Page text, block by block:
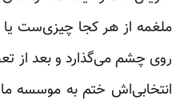
ملغمه از هر کجا چیزی‌ست یا
روی چشم می‌گذارد و بعد از
انتخابی‌اش ختم به موسسه